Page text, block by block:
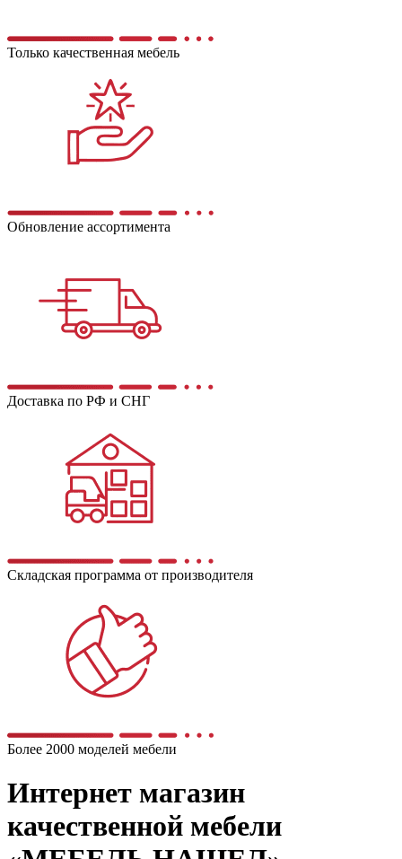
Только качественная мебель
Обновление ассортимента
Доставка по РФ и СНГ
Складская программа от производителя
Более 2000 моделей мебели
Интернет магазин
качественной мебели